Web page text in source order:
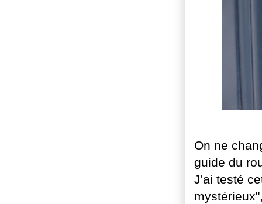
On ne
guide du
J'ai testé